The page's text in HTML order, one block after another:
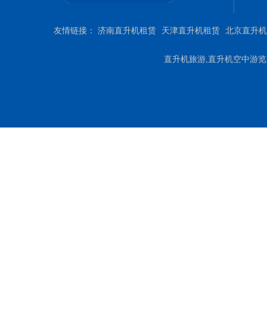
友情链接： 济南直升机租赁 天津直升机租赁 北京直升
直升机旅游,直升机空中游